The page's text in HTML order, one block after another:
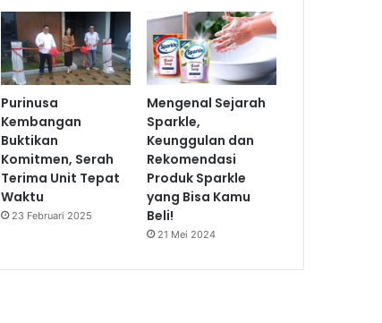
Purinusa
Kembangan
Buktikan
Komitmen, Serah
Terima Unit Tepat
Waktu
23 Februari 2025
Mengenal Sejarah
Sparkle,
Keunggulan dan
Rekomendasi
Produk Sparkle
yang Bisa Kamu
Beli!
21 Mei 2024